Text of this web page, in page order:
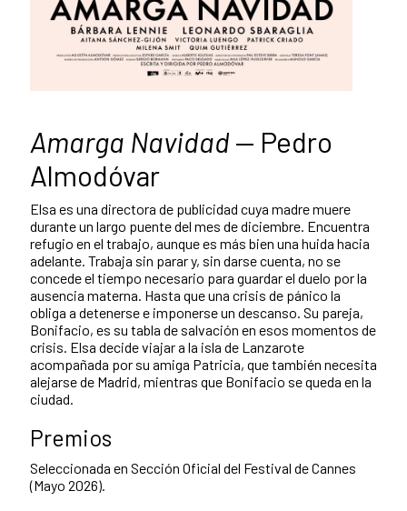
Amarga Navidad — Pedro
Almodóvar
Elsa es una directora de publicidad cuya madre muere
durante un largo puente del mes de diciembre. Encuentra
refugio en el trabajo, aunque es más bien una huida hacia
adelante. Trabaja sin parar y, sin darse cuenta, no se
concede el tiempo necesario para guardar el duelo por la
ausencia materna. Hasta que una crisis de pánico la
obliga a detenerse e imponerse un descanso. Su pareja,
Bonifacio, es su tabla de salvación en esos momentos de
crisis. Elsa decide viajar a la isla de Lanzarote
acompañada por su amiga Patricia, que también necesita
alejarse de Madrid, mientras que Bonifacio se queda en la
ciudad.
Premios
Seleccionada en Sección Oficial del Festival de Cannes
(Mayo 2026).